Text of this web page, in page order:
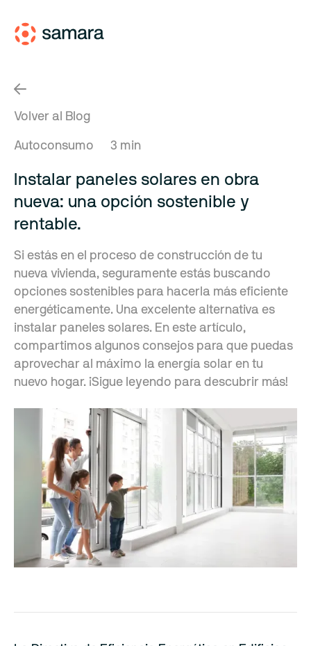
Volver al Blog
Autoconsumo 3 min
Instalar paneles solares en obra
nueva: una opción sostenible y
rentable.
Si estás en el proceso de construcción de tu
nueva vivienda, seguramente estás buscando
opciones sostenibles para hacerla más eficiente
energéticamente. Una excelente alternativa es
instalar paneles solares. En este artículo,
compartimos algunos consejos para que puedas
aprovechar al máximo la energía solar en tu
nuevo hogar. ¡Sigue leyendo para descubrir más!